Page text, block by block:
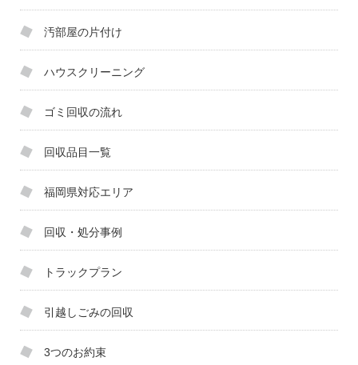
汚部屋の片付け
ハウスクリーニング
ゴミ回収の流れ
回収品目一覧
福岡県対応エリア
回収・処分事例
トラックプラン
引越しごみの回収
3つのお約束